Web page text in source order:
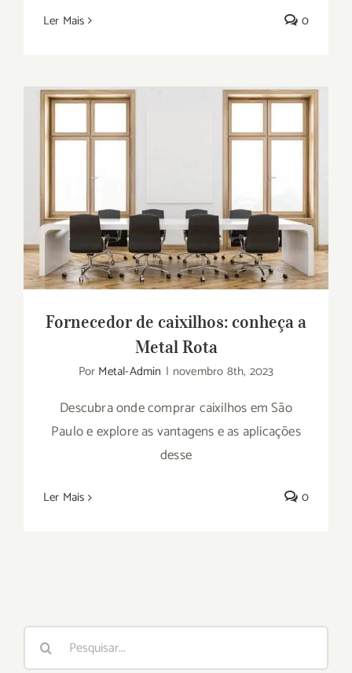
Ler Mais 0
Fornecedor de caixilhos: conheça a Metal
Rota
Fornecedor de caixilhos: conheça a
Metal Rota
Por Metal-Admin | novembro 8th, 2023
Descubra onde comprar caixilhos em São
Paulo e explore as vantagens e as aplicações
desse
Ler Mais 0
Buscar
resultados